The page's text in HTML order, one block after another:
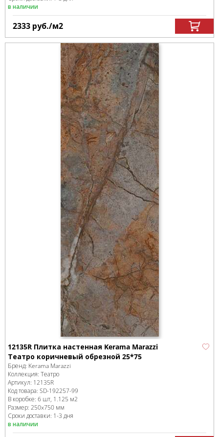
в наличии
2333 руб./м2
12135R Плитка настенная Kerama Marazzi
Театро коричневый обрезной 25*75
Бренд: Kerama Marazzi
Коллекция: Театро
Артикул: 12135R
Код товара: SD-192257-99
В коробке: 6 шт, 1.125 м2
Размер: 250x750 мм
Сроки доставки: 1-3 дня
в наличии